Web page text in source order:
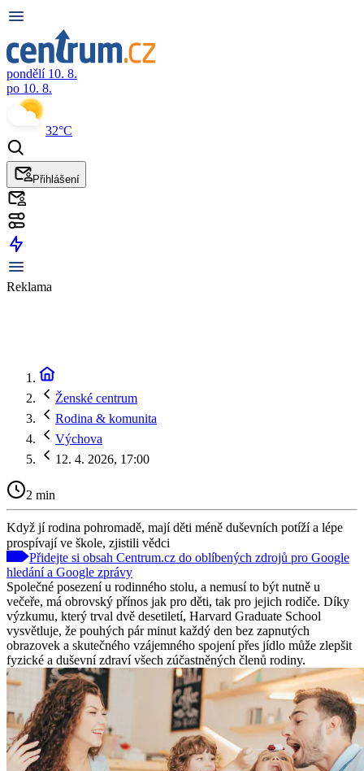
pondělí 10. 8.
po 10. 8.
32°C
Přihlášení
Reklama
Ženské centrum
Rodina & komunita
Výchova
12. 4. 2026, 17:00
2 min
Když jí rodina pohromadě, mají děti méně duševních potíží a lépe
prospívají ve škole, zjistili vědci
Přidejte si obsah Centrum.cz do oblíbených zdrojů pro Google
hledání a Google zprávy
Společné posezení u rodinného stolu, a nemusí to být nutně u
večeře, má obrovský přínos jak pro děti, tak pro jejich rodiče. Díky
výzkumu, který trval dvě desetiletí, Harvard Graduate School
vysvětluje, že pouhých pár minut každý den bez zapnutých
obrazovek a skutečného vzájemného spojení přes jídlo může zlepšit
fyzické a duševní zdraví všech zúčastněných členů rodiny.